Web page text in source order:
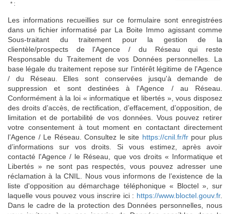
* :
Les informations recueillies sur ce formulaire sont enregistrées
dans un fichier informatisé par La Boite Immo agissant comme
Sous-traitant du traitement pour la gestion de la
clientèle/prospects de l'Agence / du Réseau qui reste
Responsable du Traitement de vos Données personnelles. La
base légale du traitement repose sur l'intérêt légitime de l'Agence
/ du Réseau. Elles sont conservées jusqu'à demande de
suppression et sont destinées à l'Agence / au Réseau.
Conformément à la loi « informatique et libertés », vous disposez
des droits d’accès, de rectification, d’effacement, d’opposition, de
limitation et de portabilité de vos données. Vous pouvez retirer
votre consentement à tout moment en contactant directement
l’Agence / Le Réseau. Consultez le site https://cnil.fr/frpour plus
d’informations sur vos droits. Si vous estimez, après avoir
contacté l'Agence / le Réseau, que vos droits « Informatique et
Libertés » ne sont pas respectés, vous pouvez adresser une
réclamation à la CNIL. Nous vous informons de l’existence de la
liste d'opposition au démarchage téléphonique « Bloctel », sur
laquelle vous pouvez vous inscrire ici : https://www.bloctel.gouv.fr.
Dans le cadre de la protection des Données personnelles, nous